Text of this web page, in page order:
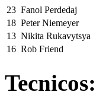
23 Fanol Perdedaj
18 Peter Niemeyer
13 Nikita Rukavytsya
16 Rob Friend
Tecnicos: